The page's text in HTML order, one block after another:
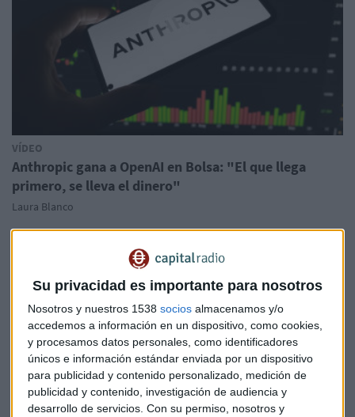
Su privacidad es importante para nosotros
Nosotros y nuestros 1538 socios almacenamos y/o
accedemos a información en un dispositivo, como cookies,
y procesamos datos personales, como identificadores
únicos e información estándar enviada por un dispositivo
para publicidad y contenido personalizado, medición de
publicidad y contenido, investigación de audiencia y
desarrollo de servicios. Con su permiso, nosotros y
VÍDEO
Anthropic gana a OpenAI en Bolsa: "El que llega
primero, se lleva el dinero"
Laura Blanco